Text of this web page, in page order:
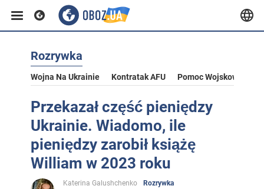
Rozrywka
Wojna Na Ukrainie Kontratak AFU Pomoc Wojskowa Dla
Przekazał część pieniędzy
Ukrainie. Wiadomo, ile
pieniędzy zarobił książę
William w 2023 roku
Katerina Galushchenko
Rozrywka